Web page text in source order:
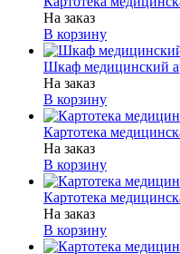
На заказ
В корзину
Шкаф медицинский
На заказ
В корзину
Картотека
На заказ
В корзину
Картотека
На заказ
В корзину